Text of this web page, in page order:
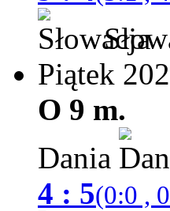
Piątek
O 9 m.
Dania
4 : 5(0:0 ,